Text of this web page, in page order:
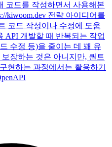
코드를 작성하면서 사용해본
kiwoom.dev 전략 아이디어를
코드 작성이나 수정에 도움
API 개발할 때 반복되는 작업
수정 등)을 줄이는 데 꽤 유
장하는 것은 아니지만, 퀀트
현하는 과정에서는 활용하기